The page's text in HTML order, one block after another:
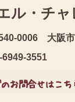
ル・チ
0006 大阪
6949-3551